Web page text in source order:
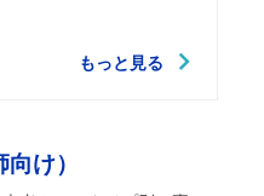
もっと見る
け）